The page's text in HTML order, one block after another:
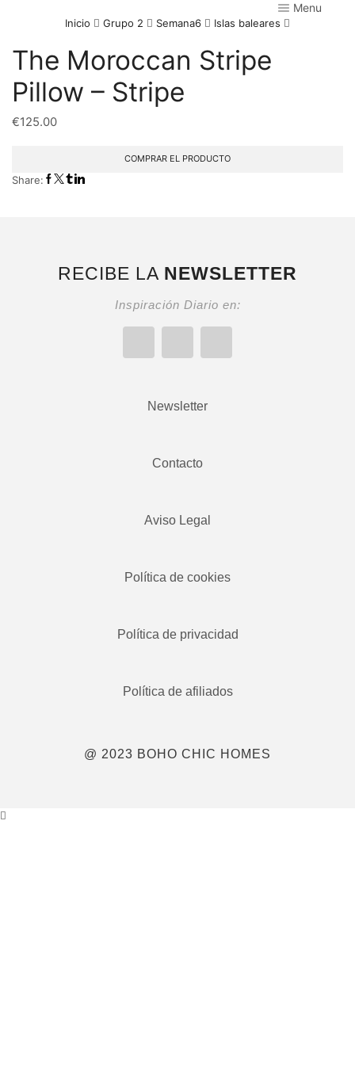
Menu
Inicio Grupo 2 Semana6 Islas baleares
The Moroccan Stripe
Pillow – Stripe
€125.00
COMPRAR EL PRODUCTO
Share:
RECIBE LA NEWSLETTER
Inspiración Diario en:
Newsletter
Contacto
Aviso Legal
Política de cookies
Política de privacidad
Política de afiliados
@ 2023 BOHO CHIC HOMES